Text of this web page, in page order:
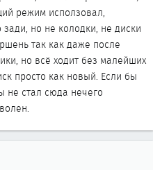
режим исползовал,
но не колодки, не диски
так как даже после
но всё ходит без малейших
просто как новый. Если бы
не стал сюда нечего